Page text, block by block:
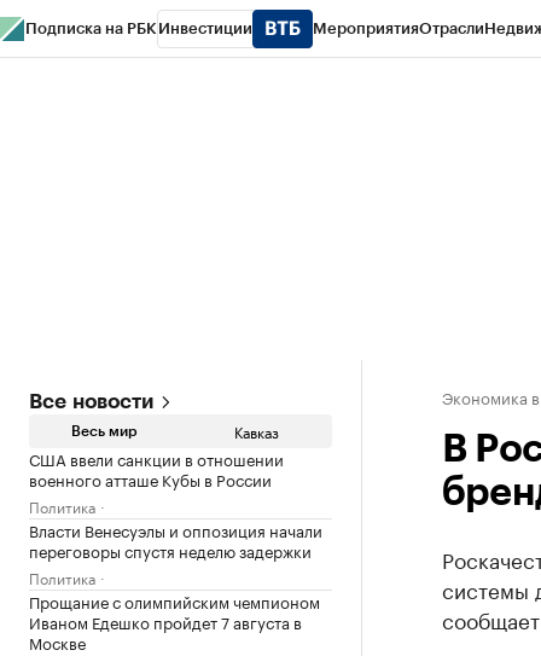
Подписка на РБК Инвестиции МероприятияОтрасли
Все новости
Весь мир Кавказ
США ввели санкции в отношении
военного атташе Кубы в России
Политика
Власти Венесуэлы и оппозиция начали
переговоры спустя неделю задержки
Политика
Прощание с олимпийским чемпионом
Иваном Едешко пройдет 7 августа в
Москве
Экономика
В
системы